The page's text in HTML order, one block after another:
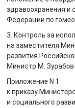
здравоохранения и
Федерации по
3. Контроль за
на заместителя
развития
Министр М. Зурабов
Приложение N 1
к приказу
и социального